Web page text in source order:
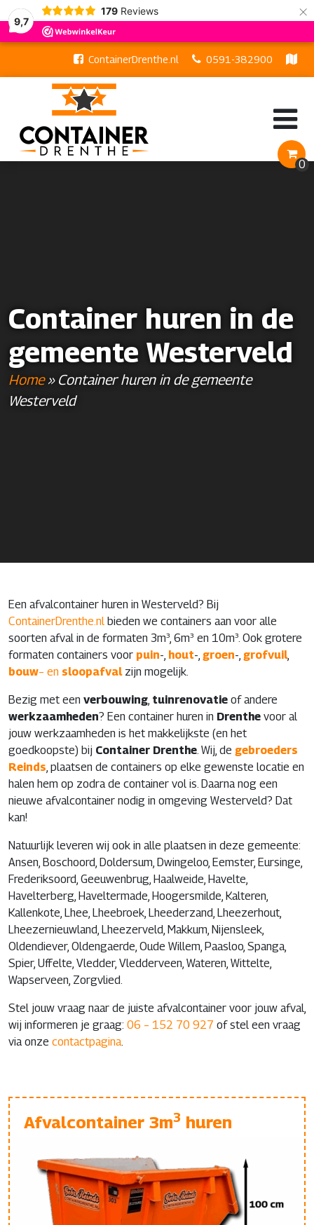
9,7
179 Reviews ×
ContainerDrenthe.nl 0591-382900
Hazekampstraat 21b, 7848 AR Schoonoord
0
Container huren in de
gemeente Westerveld
Home» Container huren in de gemeente
Westerveld
Een afvalcontainer huren in Westerveld? Bij
ContainerDrenthe.nl bieden we containers aan voor alle
soorten afval in de formaten 3m³, 6m³ en 10m³. Ook grotere
formaten containers voor puin-, hout-, groen-, grofvuil,
bouw– en sloopafvalzijn mogelijk.
Bezig met een verbouwing, tuinrenovatie of andere
werkzaamheden? Een container huren in Drenthe voor al
jouw werkzaamheden is het makkelijkste (en het
goedkoopste) bij Container Drenthe. Wij, de gebroeders
Reinds, plaatsen de containers op elke gewenste locatie en
halen hem op zodra de container vol is. Daarna nog een
nieuwe afvalcontainer nodig in omgeving Westerveld? Dat
kan!
Natuurlijk leveren wij ook in alle plaatsen in deze gemeente:
Ansen, Boschoord, Doldersum, Dwingeloo, Eemster, Eursinge,
Frederiksoord, Geeuwenbrug, Haalweide, Havelte,
Havelterberg, Haveltermade, Hoogersmilde, Kalteren,
Kallenkote, Lhee, Lheebroek, Lheederzand, Lheezerhout,
Lheezernieuwland, Lheezerveld, Makkum, Nijensleek,
Oldendiever, Oldengaerde, Oude Willem, Paasloo, Spanga,
Spier, Uffelte, Vledder, Vledderveen, Wateren, Wittelte,
Wapserveen, Zorgvlied.
Stel jouw vraag naar de juiste afvalcontainer voor jouw afval,
wij informeren je graag: 06 – 152 70 927 of stel een vraag
via onze contactpagina.
Afvalcontainer 3m3 huren